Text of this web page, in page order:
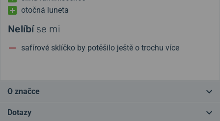
otočná luneta
Nelíbíse mi
safírové sklíčko by potěšilo ještě o trochu více
O značce
made”- to je značka Wenger. Proslavila se hlavně díky švýcarskému
Dotazy